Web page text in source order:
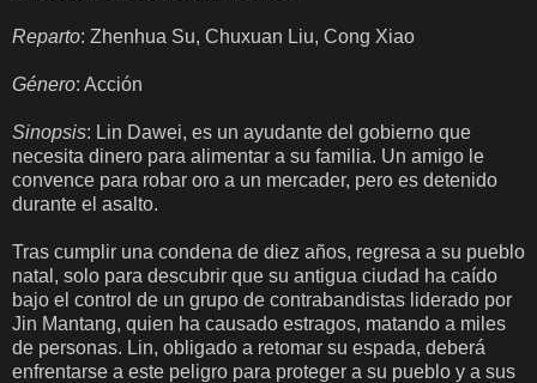
Reparto: Zhenhua Su, Chuxuan Liu, Cong Xiao
Género: Acción
Sinopsis: Lin Dawei, es un ayudante del gobierno que
necesita dinero para alimentar a su familia. Un amigo le
convence para robar oro a un mercader, pero es detenido
durante el asalto.
Tras cumplir una condena de diez años, regresa a su pueblo
natal, solo para descubrir que su antigua ciudad ha caído
bajo el control de un grupo de contrabandistas liderado por
Jin Mantang, quien ha causado estragos, matando a miles
de personas. Lin, obligado a retomar su espada, deberá
enfrentarse a este peligro para proteger a su pueblo y a sus